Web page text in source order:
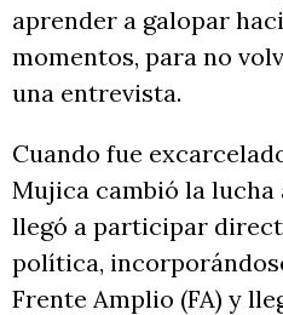
aprender a galopar
momentos, para no
una entrevista.
Cuando fue
Mujica cambió la lucha
llegó a participar
política,
Frente Amplio (FA) y